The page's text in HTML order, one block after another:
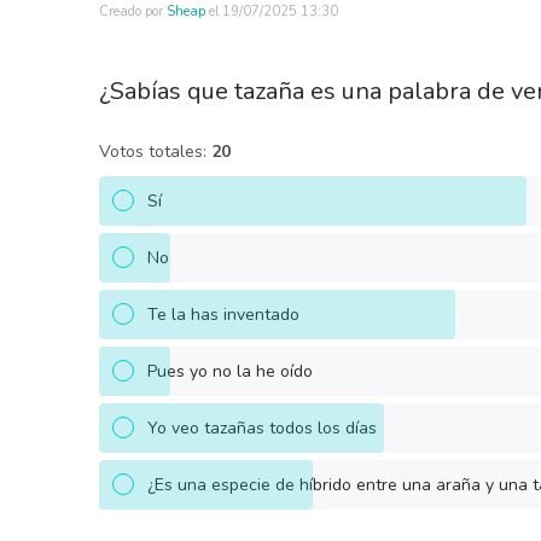
Creado por Sheap el 19/07/2025 13:30
¿Sabías que tazaña es una palabra de
Votos totales: 20
Sí
No
Te la has inventado
Pues yo no la he oído
Yo veo tazañas todos los días
¿Es una especie de híbrido entre una araña y una